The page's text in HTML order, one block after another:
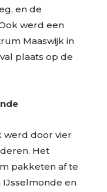
en de
werd een
Maaswijk in
plaats op de
werd door vier
Het
pakketen af te
IJsselmonde en